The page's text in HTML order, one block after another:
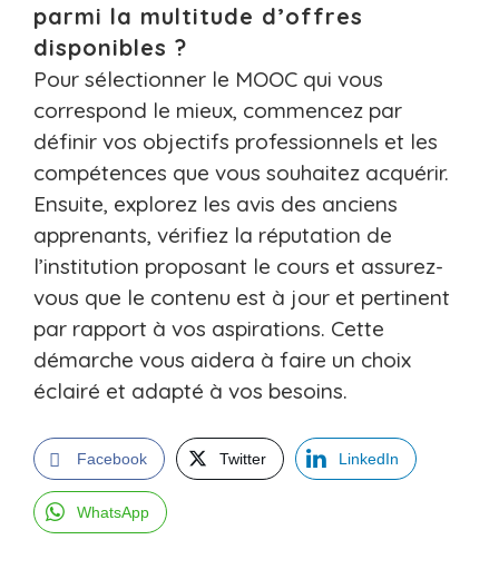
parmi la multitude d’offres
disponibles ?
Pour sélectionner le MOOC qui vous
correspond le mieux, commencez par
définir vos objectifs professionnels et les
compétences que vous souhaitez acquérir.
Ensuite, explorez les avis des anciens
apprenants, vérifiez la réputation de
l’institution proposant le cours et assurez-
vous que le contenu est à jour et pertinent
par rapport à vos aspirations. Cette
démarche vous aidera à faire un choix
éclairé et adapté à vos besoins.
Facebook Twitter LinkedIn
WhatsApp